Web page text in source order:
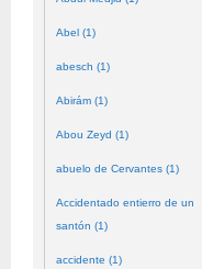
Abel (1)
abesch (1)
Abirám (1)
Abou Zeyd (1)
abuelo de Cervantes (1)
Accidentado entierro de un
santón (1)
accidente (1)